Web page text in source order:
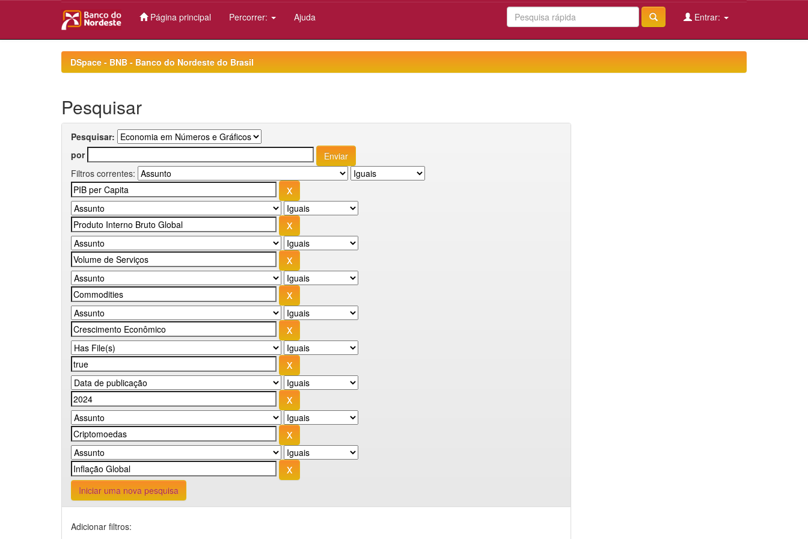
Página principal Percorrer: Ajuda Entrar:
DSpace - BNB - Banco do Nordeste do Brasil
Pesquisar
Pesquisar:
por
Filtros correntes:
Iniciar uma nova pesquisa
Adicionar filtros: